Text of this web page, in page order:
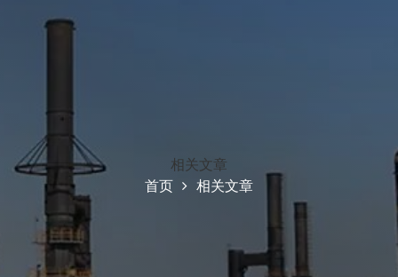
相关文章
首页
相关文章